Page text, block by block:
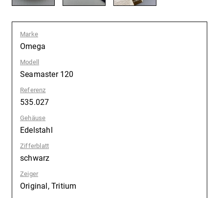
Marke
Omega
Modell
Seamaster 120
Referenz
535.027
Gehäuse
Edelstahl
Zifferblatt
schwarz
Zeiger
Original, Tritium